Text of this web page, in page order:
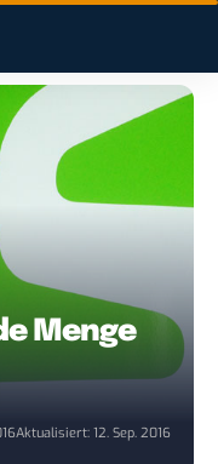
Menge
Aktualisiert: 12. Sep. 2016